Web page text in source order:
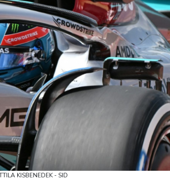
KISBENEDEK - SID